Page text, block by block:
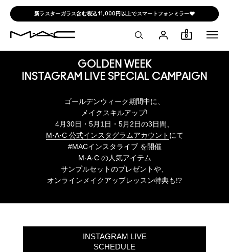
新ラスターガラス含む税込11,000円以上でスマートフォンミラー🩶
0
GOLDEN WEEK
INSTAGRAM LIVE SPECIAL CAMPAIGN
ゴールデンウィーク期間中に、
メイクスキルアップ!
4月30日・5月1日・5月2日の3日間、
M·A·C 公式インスタグラムアカウント にて
#MACインスタライブ を開催
M·A·C の人気アイテム
サンプルセットのプレゼントや、
オンラインメイクアップレッスン特典も!?
INSTAGRAM LIVE
SCHEDULE